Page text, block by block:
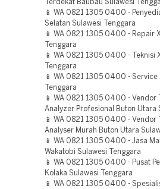
Terdekat Baubau Sulawesi
📱 WA 0821 1305 0400 -
Selatan Sulawesi Tenggara
📱 WA 0821 1305 0400 - Repair
Tenggara
📱 WA 0821 1305 0400 - Teknisi
Tenggara
📱 WA 0821 1305 0400 - Service
Tenggara
📱 WA 0821 1305 0400 -
Analyzer Profesional Buton Utara
📱 WA 0821 1305 0400 -
Analyser Murah Buton Utara
📱 WA 0821 1305 0400 - Jasa
Wakatobi Sulawesi Tenggara
📱 WA 0821 1305 0400 - Pusat
Kolaka Sulawesi Tenggara
📱 WA 0821 1305 0400 -